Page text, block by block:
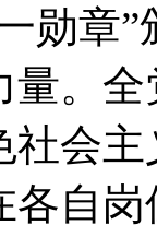
勋章
量。
社会
各自